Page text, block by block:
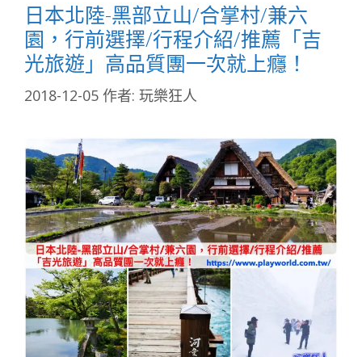
日本北陸-黑部立山/合掌村/兼六
園，行前選擇/行程介紹/推薦「吉
光旅遊」高品質團一次就上癮！
2018-12-05 作者: 玩樂狂人